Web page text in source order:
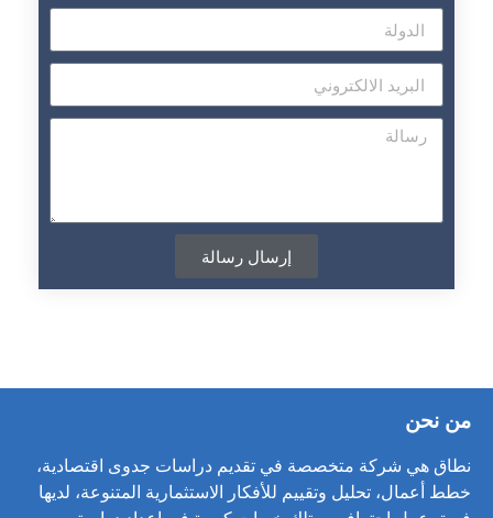
إرسال رسالة
من نحن
نطاق هي شركة متخصصة في تقديم دراسات جدوى اقتصادية،
خطط أعمال، تحليل وتقييم للأفكار الاستثمارية المتنوعة، لديها